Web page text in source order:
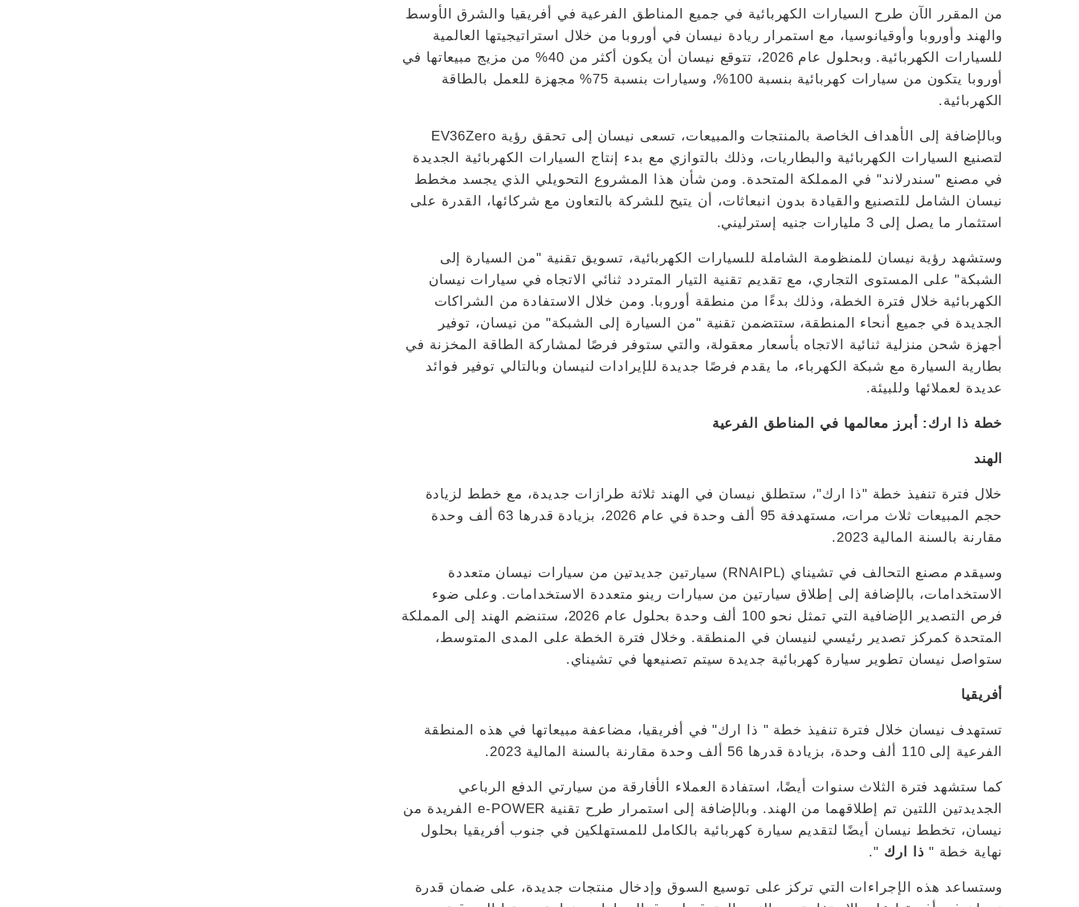
من المقرر الآن طرح السيارات الكهربائية في جميع المناطق الفرعية في أفريقيا والشرق الأوسط
والهند وأوروبا وأوقيانوسيا، مع استمرار ريادة نيسان في أوروبا من خلال استراتيجيتها العالمية
للسيارات الكهربائية. وبحلول عام 2026، تتوقع نيسان أن يكون أكثر من 40% من مزيج مبيعاتها في
أوروبا يتكون من سيارات كهربائية بنسبة 100%، وسيارات بنسبة 75% مجهزة للعمل بالطاقة
الكهربائية.
وبالإضافة إلى الأهداف الخاصة بالمنتجات والمبيعات، تسعى نيسان إلى تحقق رؤية EV36Zero
لتصنيع السيارات الكهربائية والبطاريات، وذلك بالتوازي مع بدء إنتاج السيارات الكهربائية الجديدة
في مصنع "سندرلاند" في المملكة المتحدة. ومن شأن هذا المشروع التحويلي الذي يجسد مخطط
نيسان الشامل للتصنيع والقيادة بدون انبعاثات، أن يتيح للشركة بالتعاون مع شركائها، القدرة على
استثمار ما يصل إلى 3 مليارات جنيه إسترليني.
وستشهد رؤية نيسان للمنظومة الشاملة للسيارات الكهربائية، تسويق تقنية "من السيارة إلى
الشبكة" على المستوى التجاري، مع تقديم تقنية التيار المتردد ثنائي الاتجاه في سيارات نيسان
الكهربائية خلال فترة الخطة، وذلك بدءًا من منطقة أوروبا. ومن خلال الاستفادة من الشراكات
الجديدة في جميع أنحاء المنطقة، ستتضمن تقنية "من السيارة إلى الشبكة" من نيسان، توفير
أجهزة شحن منزلية ثنائية الاتجاه بأسعار معقولة، والتي ستوفر فرصًا لمشاركة الطاقة المخزنة في
بطارية السيارة مع شبكة الكهرباء، ما يقدم فرصًا جديدة للإيرادات لنيسان وبالتالي توفير فوائد
عديدة لعملائها وللبيئة.
خطة ذا ارك: أبرز معالمها في المناطق الفرعية
الهند
خلال فترة تنفيذ خطة "ذا ارك"، ستطلق نيسان في الهند ثلاثة طرازات جديدة، مع خطط لزيادة
حجم المبيعات ثلاث مرات، مستهدفة 95 ألف وحدة في عام 2026، بزيادة قدرها 63 ألف وحدة
مقارنة بالسنة المالية 2023.
وسيقدم مصنع التحالف في تشيناي (RNAIPL) سيارتين جديدتين من سيارات نيسان متعددة
الاستخدامات، بالإضافة إلى إطلاق سيارتين من سيارات رينو متعددة الاستخدامات. وعلى ضوء
فرص التصدير الإضافية التي تمثل نحو 100 ألف وحدة بحلول عام 2026، ستنضم الهند إلى المملكة
المتحدة كمركز تصدير رئيسي لنيسان في المنطقة. وخلال فترة الخطة على المدى المتوسط،
ستواصل نيسان تطوير سيارة كهربائية جديدة سيتم تصنيعها في تشيناي.
أفريقيا
تستهدف نيسان خلال فترة تنفيذ خطة " ذا ارك" في أفريقيا، مضاعفة مبيعاتها في هذه المنطقة
الفرعية إلى 110 ألف وحدة، بزيادة قدرها 56 ألف وحدة مقارنة بالسنة المالية 2023.
كما ستشهد فترة الثلاث سنوات أيضًا، استفادة العملاء الأفارقة من سيارتي الدفع الرباعي
الجديدتين اللتين تم إطلاقهما من الهند. وبالإضافة إلى استمرار طرح تقنية e-POWER الفريدة من
نيسان، تخطط نيسان أيضًا لتقديم سيارة كهربائية بالكامل للمستهلكين في جنوب أفريقيا بحلول
نهاية خطة "ذا ارك ".
وستساعد هذه الإجراءات التي تركز على توسيع السوق وإدخال منتجات جديدة، على ضمان قدرة